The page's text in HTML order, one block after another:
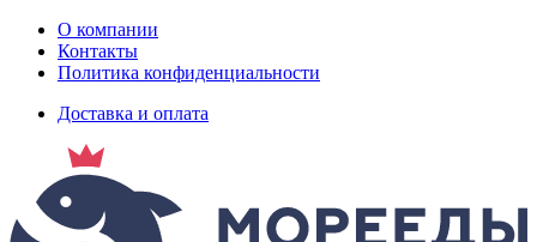
О компании
Контакты
Политика конфиденциальности
Доставка и оплата